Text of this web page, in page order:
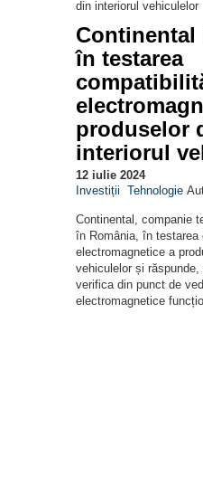
Continental
în testarea
produselor
interiorul
12 iulie 2024
Investiții Tehnologie
Continental, companie
în România, în testarea
electromagnetice a
vehiculelor și
verifica din punct de
electromagnetice